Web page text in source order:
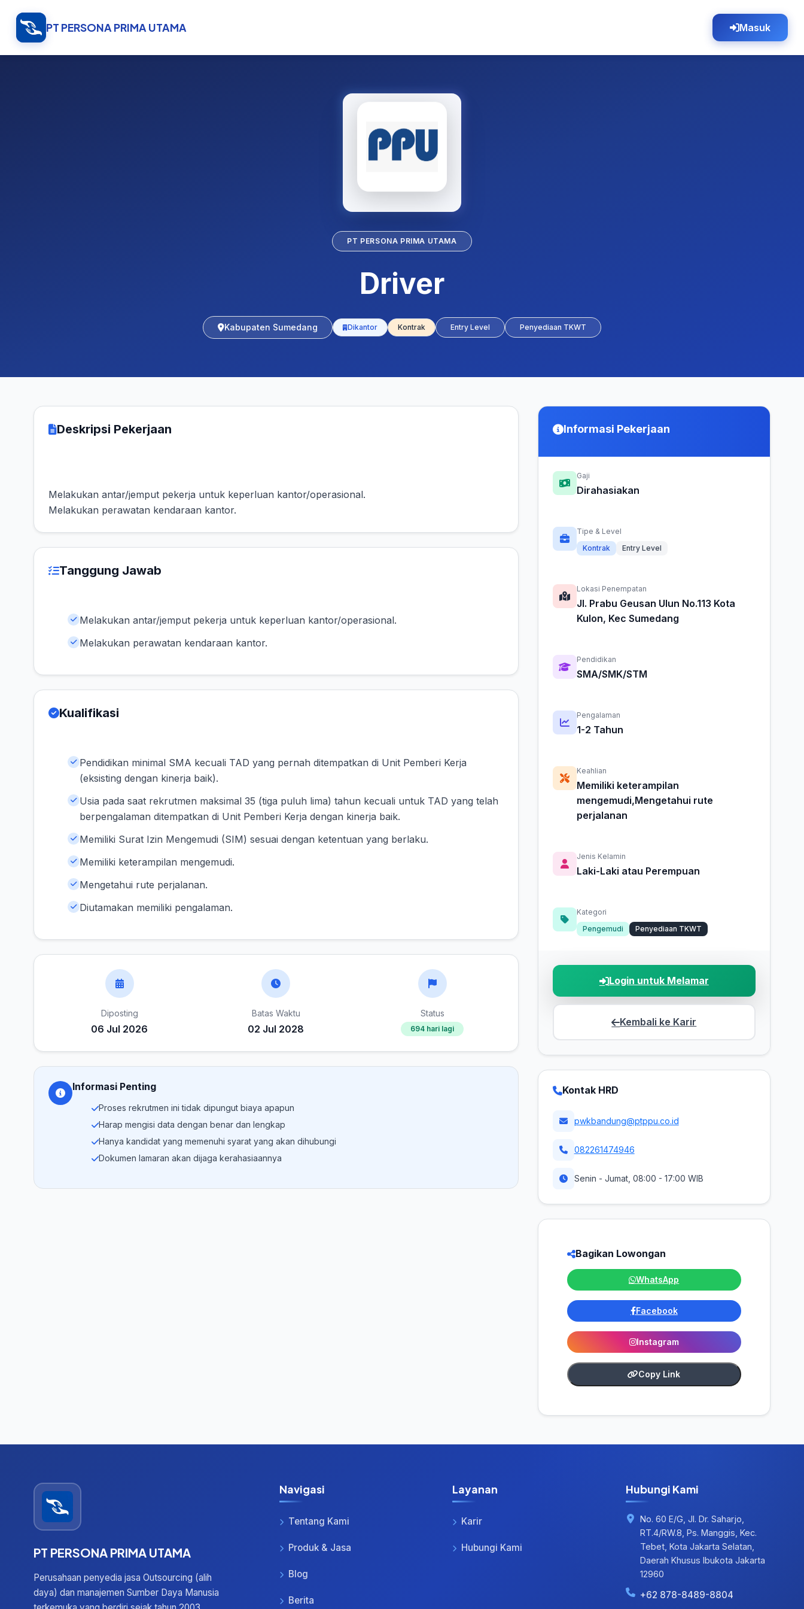
PT PERSONA PRIMA UTAMA Masuk
PT PERSONA PRIMA UTAMA
Driver
Kabupaten Sumedang Dikantor Kontrak Entry Level Penyediaan TKWT
Deskripsi Pekerjaan
Melakukan antar/jemput pekerja untuk keperluan kantor/operasional.
Melakukan perawatan kendaraan kantor.
Tanggung Jawab
Melakukan antar/jemput pekerja untuk keperluan kantor/operasional.
Melakukan perawatan kendaraan kantor.
Kualifikasi
Pendidikan minimal SMA kecuali TAD yang pernah ditempatkan di Unit Pemberi Kerja
(eksisting dengan kinerja baik).
Usia pada saat rekrutmen maksimal 35 (tiga puluh lima) tahun kecuali untuk TAD yang telah
berpengalaman ditempatkan di Unit Pemberi Kerja dengan kinerja baik.
Memiliki Surat Izin Mengemudi (SIM) sesuai dengan ketentuan yang berlaku.
Memiliki keterampilan mengemudi.
Mengetahui rute perjalanan.
Diutamakan memiliki pengalaman.
Diposting
06 Jul 2026
Batas Waktu
02 Jul 2028
Status
694 hari lagi
Informasi Penting
Proses rekrutmen ini tidak dipungut biaya apapun
Harap mengisi data dengan benar dan lengkap
Hanya kandidat yang memenuhi syarat yang akan dihubungi
Dokumen lamaran akan dijaga kerahasiaannya
Informasi Pekerjaan
Gaji
Dirahasiakan
Tipe & Level
Kontrak
Entry Level
Lokasi Penempatan
Jl. Prabu Geusan Ulun No.113 Kota
Kulon, Kec Sumedang
Pendidikan
SMA/SMK/STM
Pengalaman
1-2 Tahun
Keahlian
Memiliki keterampilan
mengemudi,Mengetahui rute
perjalanan
Jenis Kelamin
Laki-Laki atau Perempuan
Kategori
Pengemudi
Penyediaan TKWT
Login untuk Melamar
Kembali ke Karir
Kontak HRD
pwkbandung@ptppu.co.id
082261474946
Senin - Jumat, 08:00 - 17:00 WIB
Bagikan Lowongan
WhatsApp
Facebook
Instagram
Copy Link
PT PERSONA PRIMA UTAMA
Perusahaan penyedia jasa Outsourcing (alih
daya) dan manajemen Sumber Daya Manusia
Navigasi
Tentang Kami
Produk & Jasa
Blog
Berita
Layanan
Karir
Hubungi Kami
Hubungi Kami
No. 60 E/G, Jl. Dr. Saharjo,
RT.4/RW.8, Ps. Manggis, Kec.
Tebet, Kota Jakarta Selatan,
Daerah Khusus Ibukota Jakarta
12960
+62 878-8489-8804